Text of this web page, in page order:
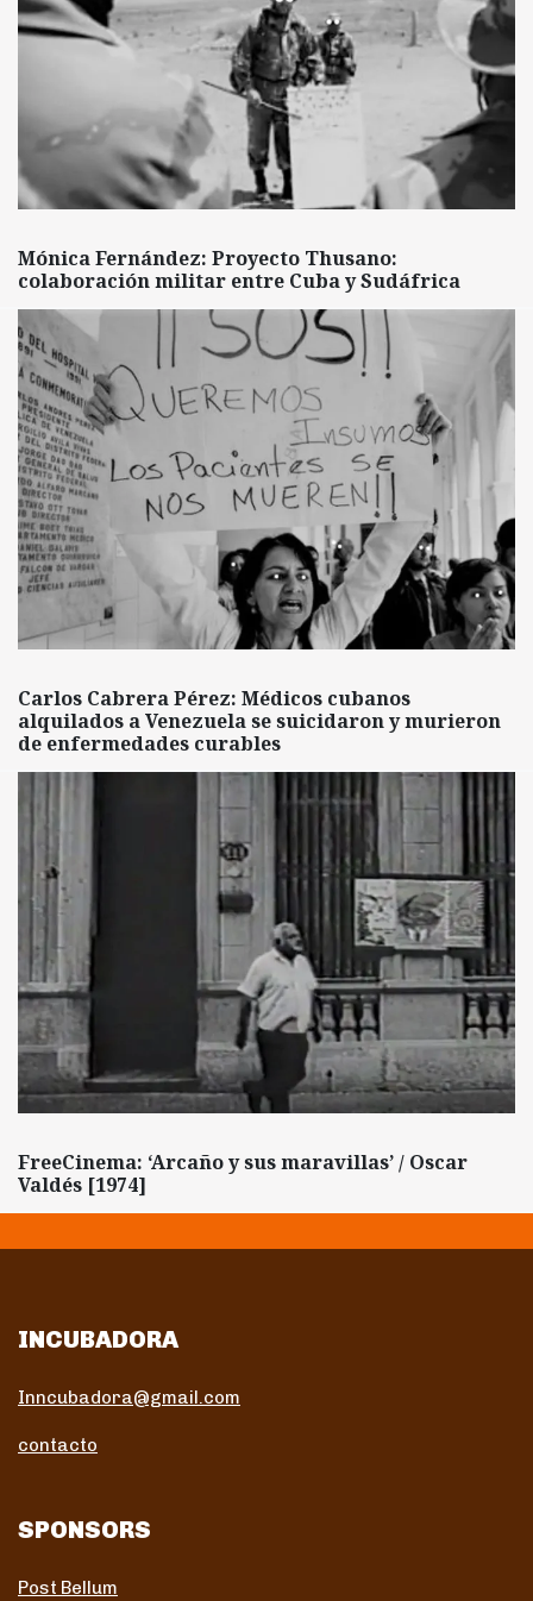
Mónica Fernández: Proyecto Thusano:
colaboración militar entre Cuba y Sudáfrica
Carlos Cabrera Pérez: Médicos cubanos
alquilados a Venezuela se suicidaron y murieron
de enfermedades curables
FreeCinema: ‘Arcaño y sus maravillas’ / Oscar
Valdés [1974]
INCUBADORA
Inncubadora@gmail.com
contacto
SPONSORS
Post Bellum